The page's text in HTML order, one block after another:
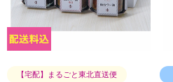
【宅配】まるごと東北直送便